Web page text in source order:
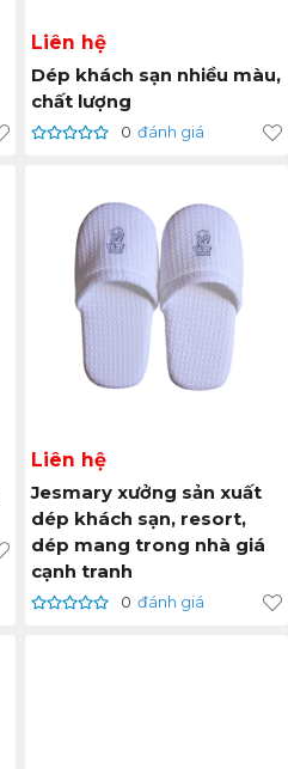
Liên hệ
Dép khách sạn nhiều màu,
chất lượng
0 đánh giá
Liên hệ
Jesmary xưởng sản xuất
dép khách sạn, resort,
dép mang trong nhà giá
cạnh tranh
0 đánh giá